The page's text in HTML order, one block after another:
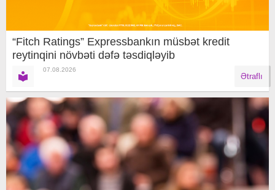
“Fitch Ratings” Expressbankın müsbət kredit
reytinqini növbəti dəfə təsdiqləyib
07.08.2026
Ətraflı